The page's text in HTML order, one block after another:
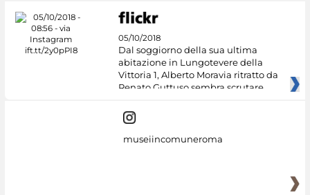
05/10/2018
Dal soggiorno della sua ultima
abitazione in Lungotevere della
Vittoria 1, Alberto Moravia ritratto da
Renato Guttuso sembra scrutare
museiincomuneroma